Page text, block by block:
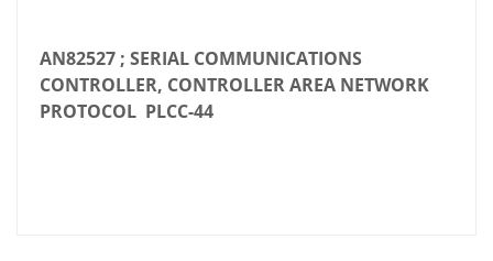
AN82527 ; SERIAL COMMUNICATIONS
CONTROLLER, CONTROLLER AREA NETWORK
PROTOCOL PLCC-44